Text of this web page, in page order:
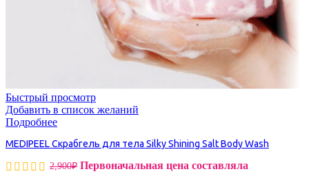
Быстрый просмотр
Добавить в список желаний
Подробнее
MEDIPEEL Скрабгель для тела Silky Shining Salt Body Wash
2,900₽ Первоначальная цена составляла